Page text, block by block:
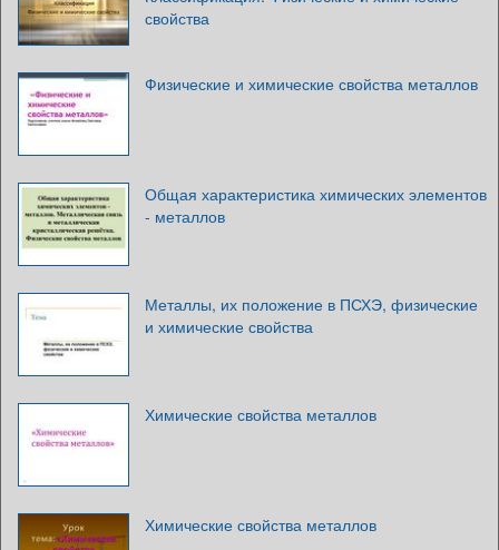
свойства
Физические и химические свойства металлов
Общая характеристика химических элементов
- металлов
Металлы, их положение в ПСХЭ, физические
и химические свойства
Химические свойства металлов
Химические свойства металлов